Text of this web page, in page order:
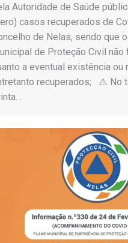
Autoridade de Saúde
casos recuperados de
de Nelas, sendo que
de Proteção Civil não
a eventual existência ou
recuperados; ⚠️ No